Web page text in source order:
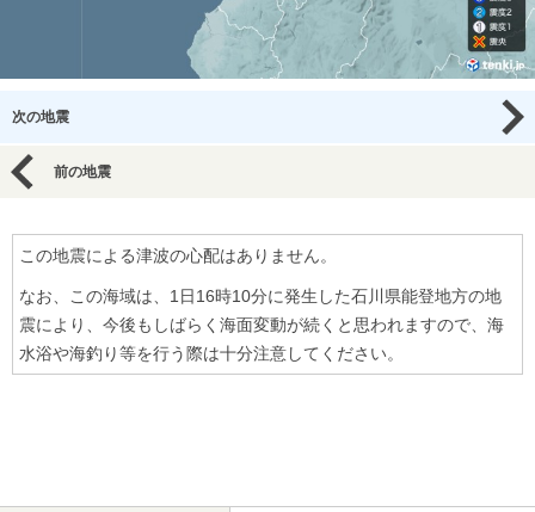
次の地震
前の地震
この地震による津波の心配はありません。
なお、この海域は、1日16時10分に発生した石川県能登地方の地
震により、今後もしばらく海面変動が続くと思われますので、海
水浴や海釣り等を行う際は十分注意してください。